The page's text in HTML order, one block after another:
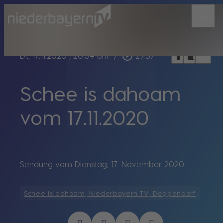
Di., 17.11.2020, 20:34 Uhr / play_circle_outline 29:57 headphoneschrome_reader_modebookmark_border
Schee is dahoam
vom 17.11.2020
Sendung vom Dienstag, 17. November 2020.
Schee is dahoam, Niederbayern TV, Deggendorf